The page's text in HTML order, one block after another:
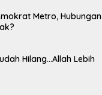
Metro, Hubungan
Hilang…Allah Lebih